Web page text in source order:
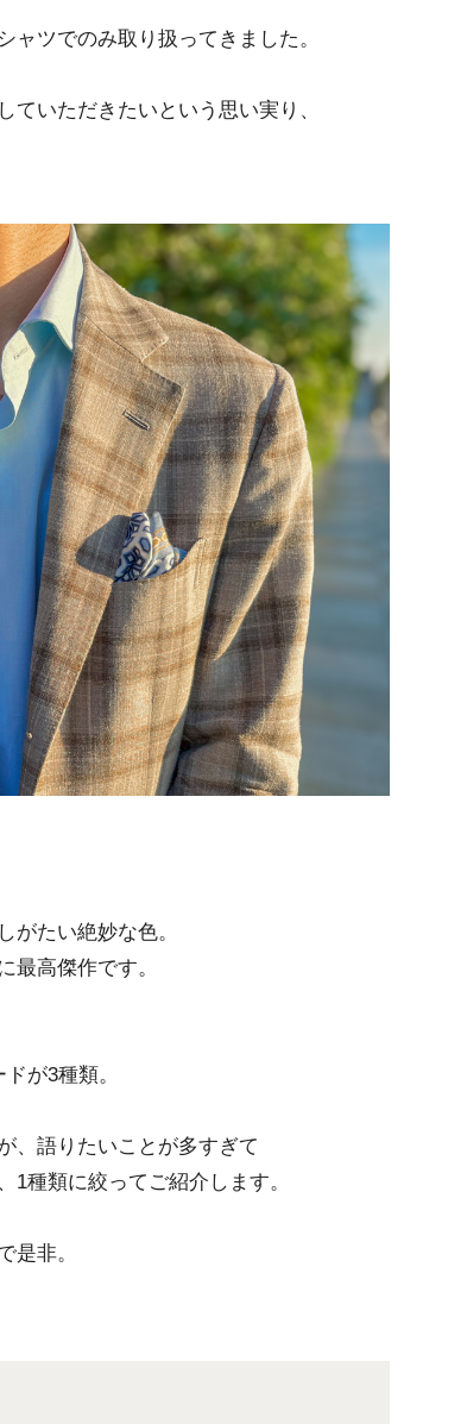
ツでのみ取り扱ってきました。
いただきたいという思い実り、
がたい絶妙な色。
最高傑作です。
が3種類。
、語りたいことが多すぎて
種類に絞ってご紹介します。
是非。